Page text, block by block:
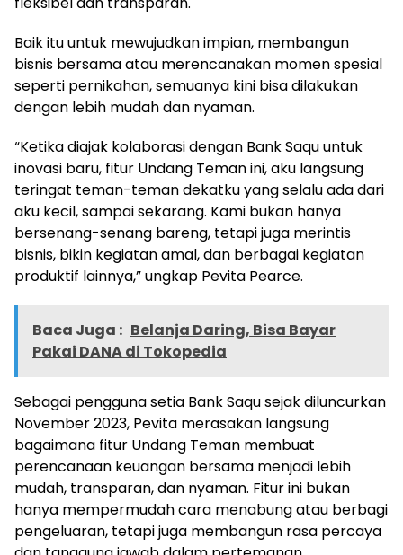
Baik itu untuk mewujudkan impian, membangun
bisnis bersama atau merencanakan momen spesial
seperti pernikahan, semuanya kini bisa dilakukan
dengan lebih mudah dan nyaman.
“Ketika diajak kolaborasi dengan Bank Saqu untuk
inovasi baru, fitur Undang Teman ini, aku langsung
teringat teman-teman dekatku yang selalu ada dari
aku kecil, sampai sekarang. Kami bukan hanya
bersenang-senang bareng, tetapi juga merintis
bisnis, bikin kegiatan amal, dan berbagai kegiatan
produktif lainnya,” ungkap Pevita Pearce.
Baca Juga : Belanja Daring, Bisa Bayar
Pakai DANA di Tokopedia
Sebagai pengguna setia Bank Saqu sejak diluncurkan
November 2023, Pevita merasakan langsung
bagaimana fitur Undang Teman membuat
perencanaan keuangan bersama menjadi lebih
mudah, transparan, dan nyaman. Fitur ini bukan
hanya mempermudah cara menabung atau berbagi
pengeluaran, tetapi juga membangun rasa percaya